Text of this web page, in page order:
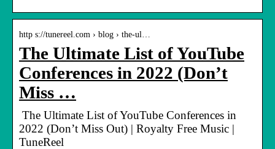
http s://tunereel.com › blog › the-ul…
The Ultimate List of YouTube
Conferences in 2022 (Don’t
Miss …
​​ The Ultimate List of YouTube Conferences in
2022 (Don’t Miss Out) | Royalty Free Music |
TuneReel